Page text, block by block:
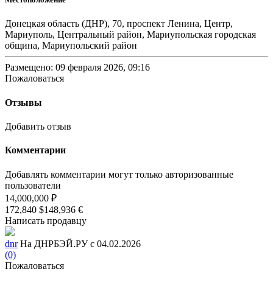
Донецкая область (ДНР), 70, проспект Ленина, Центр,
Мариуполь, Центральный район, Мариупольская городская
община, Мариупольский район
Размещено: 09 февраля 2026, 09:16
Пожаловаться
Отзывы
Добавить отзыв
Комментарии
Добавлять комментарии могут только авторизованные
пользователи
14,000,000 ₽
172,840 $148,936 €
Написать продавцу
dnr На ДНРБЭЙ.РУ с 04.02.2026
(0)
Пожаловаться